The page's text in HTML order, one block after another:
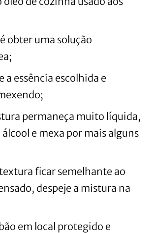
obter uma solução
a essência escolhida e
permaneça muito líquida,
e mexa por mais alguns
ficar semelhante ao
despeje a mistura na
em local protegido e